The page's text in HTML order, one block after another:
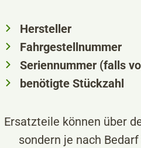
Hersteller
Fahrgestellnummer
Seriennummer (falls
benötigte Stückzahl
Ersatzteile können über
sondern je nach